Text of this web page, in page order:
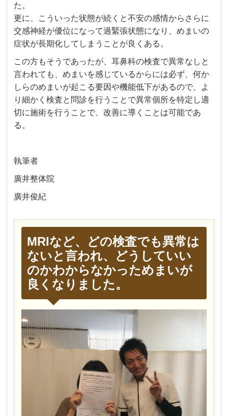
た。
更に、こういった状態が続くと不安の感情からさらに
交感神経が優位になって過緊張状態になり、めまいの
症状が長期化してしまうことが良くある。
この方もそうであったが、耳鼻科の検査で異常なしと
言われても、めまいを感じているからには必ず、何か
しらのめまいが起こる要因や機能低下があるので、よ
り細かく検査と問診を行うことで異常個所を特定し適
切に施術を行うことで、改善に導くことは可能であ
る。
執筆者
廣井整体院
廣井俊紀
MRIなど、どの検査でも異常は
ないと言われ、どうしていい
のかわからなかっためまいが
良くなりました。